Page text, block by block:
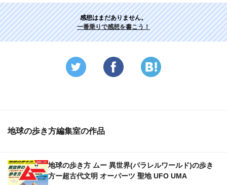
感想はまだありません。
一番乗りで感想を書こう！
地球の歩き方編集室の作品
地球の歩き方 ムー 異世界(パラレルワールド)の歩き
方ー超古代文明 オーパーツ 聖地 UFO UMA